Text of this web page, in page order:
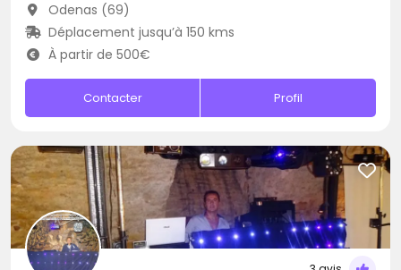
Odenas (69)
Déplacement jusqu’à 150 kms
À partir de 500€
Contacter Profil